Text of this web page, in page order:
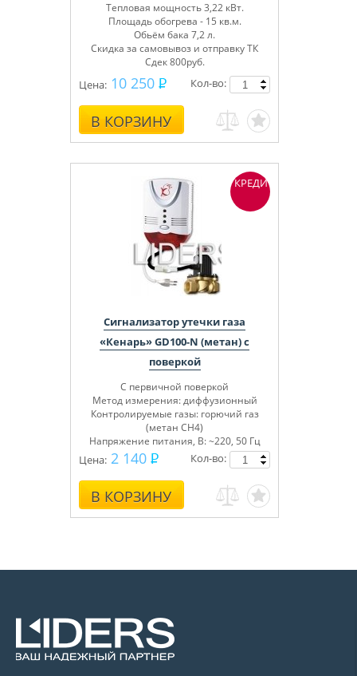
Тепловая мощность 3,22 кВт.
Площадь обогрева - 15 кв.м.
Обьём бака 7,2 л.
Скидка за самовывоз и отправку ТК
Сдек 800руб.
Цена: 10 250
В КОРЗИНУ
Кол-во:
Сигнализатор утечки газа
«Кенарь» GD100-N (метан) с
поверкой
С первичной поверкой
Метод измерения: диффузионный
Контролируемые газы: горючий газ
(метан СН4)
Напряжение питания, В: ~220, 50 Гц
Сертифицирован
Цена: 2 140
В КОРЗИНУ
Кол-во:
КРЕДИТ